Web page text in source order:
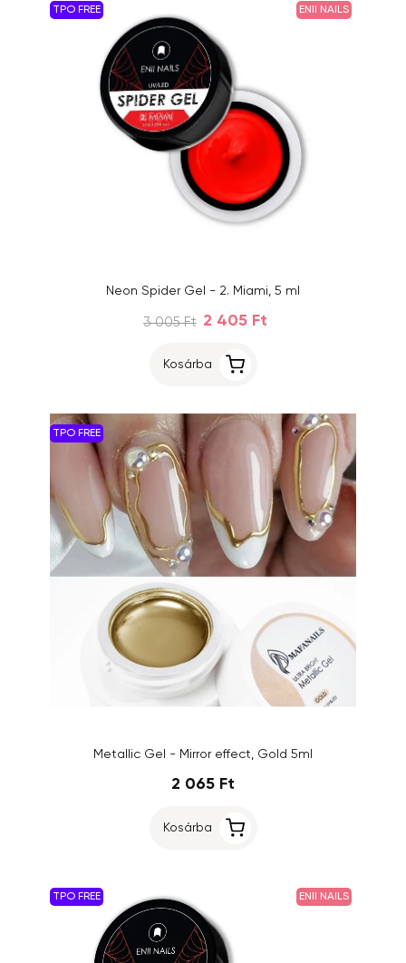
TPO FREE ENII NAILS
Neon Spider Gel - 2. Miami, 5 ml
3 005 Ft 2 405 Ft
Kosárba
TPO FREE
Metallic Gel - Mirror effect, Gold 5ml
2 065 Ft
Kosárba
TPO FREE ENII NAILS